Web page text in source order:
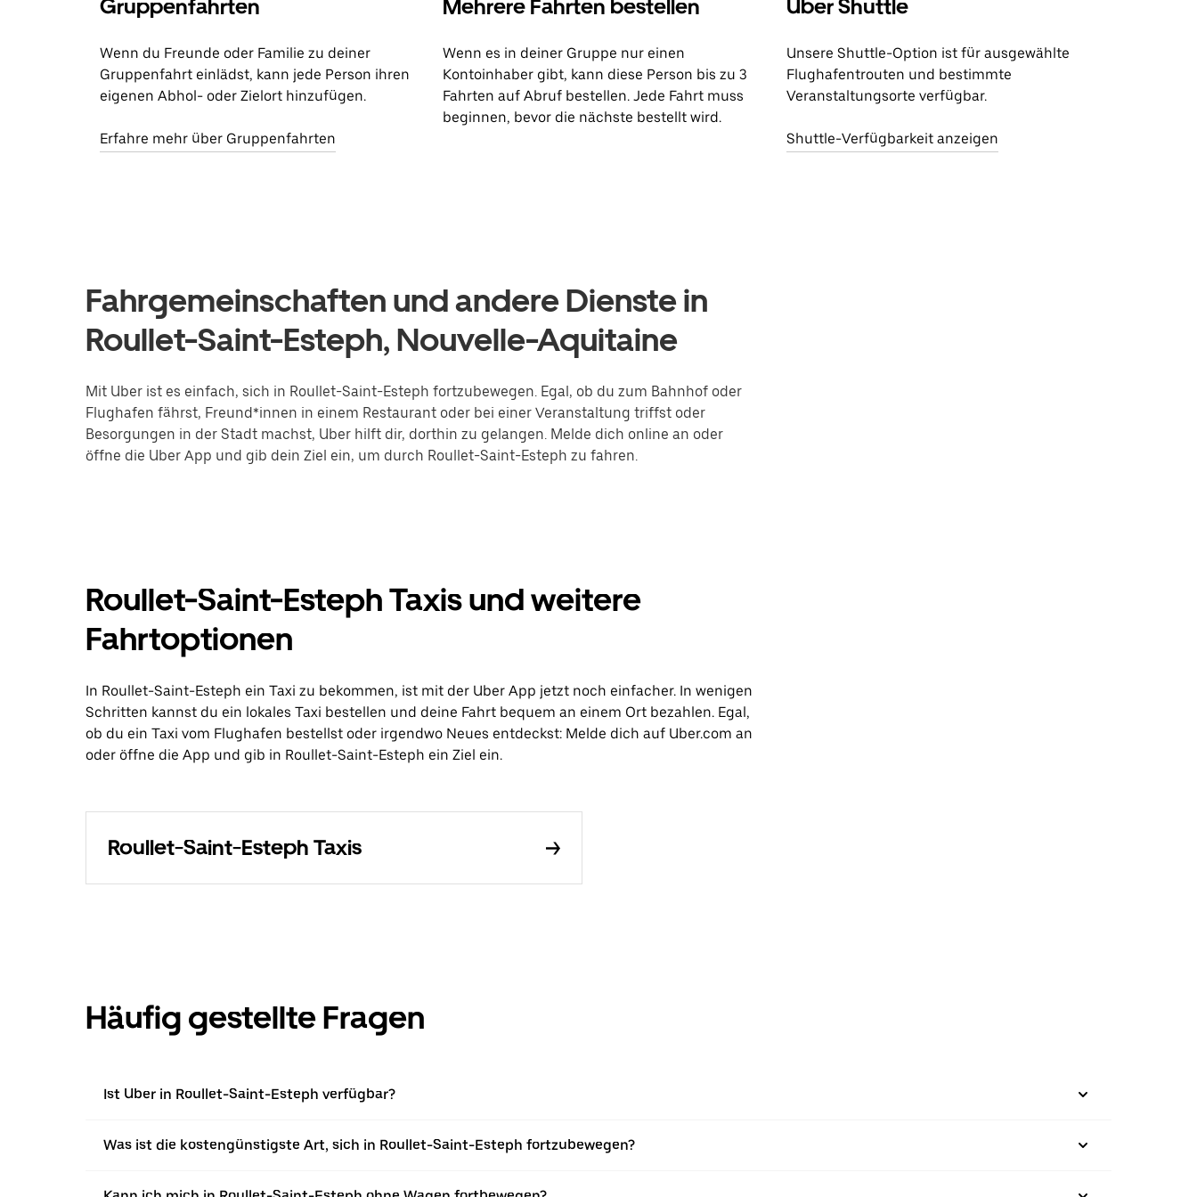
Gruppenfahrten
Wenn du Freunde oder Familie zu deiner
Gruppenfahrt einlädst, kann jede Person ihren
eigenen Abhol- oder Zielort hinzufügen.
Erfahre mehr über Gruppenfahrten
Mehrere Fahrten bestellen
Wenn es in deiner Gruppe nur einen
Kontoinhaber gibt, kann diese Person bis zu 3
Fahrten auf Abruf bestellen. Jede Fahrt muss
beginnen, bevor die nächste bestellt wird.
Uber Shuttle
Unsere Shuttle-Option ist für ausgewählte
Flughafentrouten und bestimmte
Veranstaltungsorte verfügbar.
Shuttle-Verfügbarkeit anzeigen
Fahrgemeinschaften und andere Dienste in
Roullet-Saint-Esteph, Nouvelle-Aquitaine
Mit Uber ist es einfach, sich in Roullet-Saint-Esteph fortzubewegen. Egal, ob du zum Bahnhof oder
Flughafen fährst, Freund*innen in einem Restaurant oder bei einer Veranstaltung triffst oder
Besorgungen in der Stadt machst, Uber hilft dir, dorthin zu gelangen. Melde dich online an oder
öffne die Uber App und gib dein Ziel ein, um durch Roullet-Saint-Esteph zu fahren.
Roullet-Saint-Esteph Taxis und weitere
Fahrtoptionen
In Roullet-Saint-Esteph ein Taxi zu bekommen, ist mit der Uber App jetzt noch einfacher. In wenigen
Schritten kannst du ein lokales Taxi bestellen und deine Fahrt bequem an einem Ort bezahlen. Egal,
ob du ein Taxi vom Flughafen bestellst oder irgendwo Neues entdeckst: Melde dich auf Uber.com an
oder öffne die App und gib in Roullet-Saint-Esteph ein Ziel ein.
Roullet-Saint-Esteph Taxis
Häufig gestellte Fragen
Ist Uber in Roullet-Saint-Esteph verfügbar?
Was ist die kostengünstigste Art, sich in Roullet-Saint-Esteph fortzubewegen?